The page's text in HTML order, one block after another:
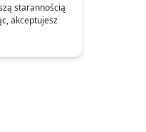
starannością
akceptujesz